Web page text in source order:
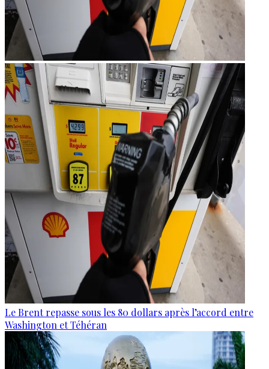
Le Brent repasse sous les 80 dollars après l’accord entre
Washington et Téhéran